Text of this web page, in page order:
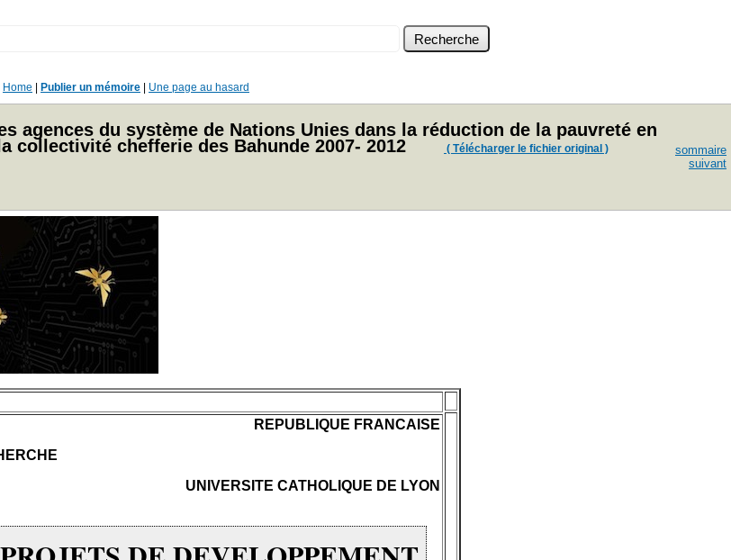
Home Publier un mémoire Une page au hasard
agences du système de Nations Unies dans la réduction de la pauvreté en
collectivité chefferie des Bahunde 2007- 2012
( Télécharger le fichier original )
sommaire
suivant
REPUBLIQUE FRANCAISE
UNIVERSITE CATHOLIQUE DE LYON